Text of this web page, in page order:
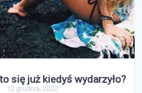
się już kiedyś wydarzyło?
12 grudnia, 2020